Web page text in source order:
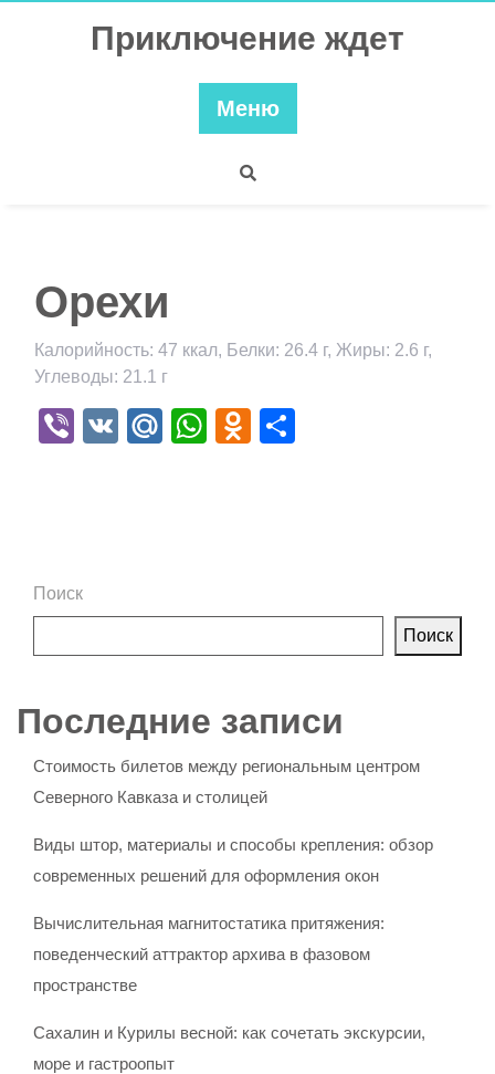
Приключение ждет
Меню
Орехи
Калорийность: 47 ккал, Белки: 26.4 г, Жиры: 2.6 г,
Углеводы: 21.1 г
Viber
VK Mail.Ru
WhatsApp
Odnoklassniki
Поиск
Поиск
Последние записи
Стоимость билетов между региональным центром
Северного Кавказа и столицей
Виды штор, материалы и способы крепления: обзор
современных решений для оформления окон
Вычислительная магнитостатика притяжения:
поведенческий аттрактор архива в фазовом
пространстве
Сахалин и Курилы весной: как сочетать экскурсии,
море и гастроопыт